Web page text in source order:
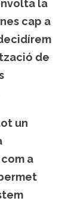
la
cap a
de
un
a